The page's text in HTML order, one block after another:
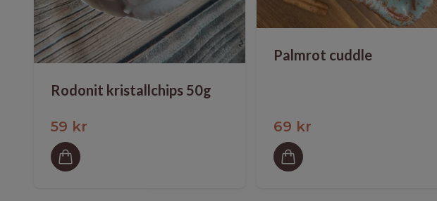
Rodonit kristallchips 50g
59 kr
Palmrot cuddle
69 kr